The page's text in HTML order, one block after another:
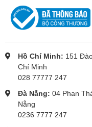
Hồ Chí Minh: 151
Chí Minh
028 77777 247
Đà Nẵng: 04 Phan
Nẵng
0236 7777 247